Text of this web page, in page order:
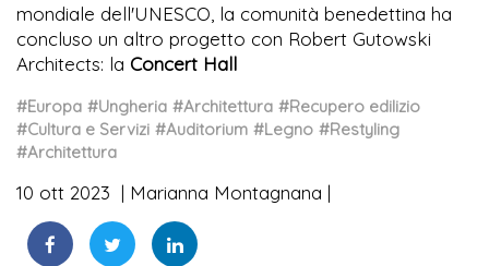
mondiale dell'UNESCO, la comunità benedettina ha
concluso un altro progetto con Robert Gutowski
Architects: la Concert Hall
#Europa #Ungheria #Architettura #Recupero edilizio
#Cultura e Servizi #Auditorium #Legno #Restyling
#Architettura
10 ott 2023 Marianna Montagnana